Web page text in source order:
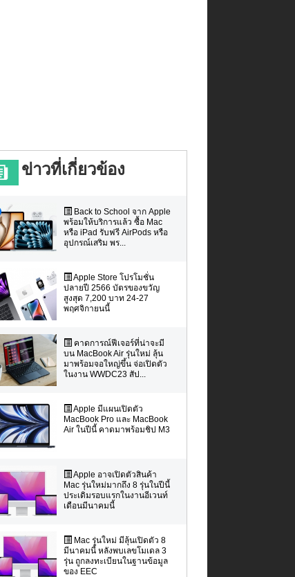
ข่าวที่เกี่ยวข้อง
Back to School จาก Apple
พร้อมให้บริการแล้ว ซื้อ Mac
หรือ iPad รับฟรี AirPods หรือ
อุปกรณ์เสริม พร...
Apple Store โปรโมชั่น
ปลายปี 2566 บัตรของขวัญ
สูงสุด 7,200 บาท 24-27
พฤศจิกายนนี้
คาดการณ์ฟีเจอร์ที่น่าจะมี
บน MacBook Air รุ่นใหม่ ลุ้น
มาพร้อมจอใหญ่ขึ้น จ่อเปิดตัว
ในงาน WWDC23 สัป...
Apple มีแผนเปิดตัว
MacBook Pro และ MacBook
Air ในปีนี้ คาดมาพร้อมชิป M3
Apple อาจเปิดตัวสินค้า
Mac รุ่นใหม่มากถึง 8 รุ่นในปีนี้
ประเดิมรอบแรกในงานอีเวนท์
เดือนมีนาคมนี้
Mac รุ่นใหม่ มีลุ้นเปิดตัว 8
มีนาคมนี้ หลังพบเลขโมเดล 3
รุ่น ถูกลงทะเบียนในฐานข้อมูล
ของ EEC